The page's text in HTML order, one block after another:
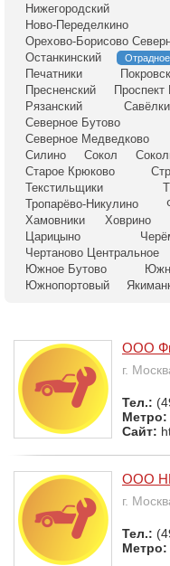
Нижегородский
Ново-Переделкино
Орехово-Борисово
Останкинский
Отрадное
Печатники
Пресненский
Проспект
Рязанский
Савёлки
Северное Бутово
Северное Медведково
Силино
Сокол
Старое Крюково
Текстильщики
Тропарёво-Никулино
Хамовники
Ховрино
Царицыно
Чертаново Центральное
Южное Бутово
Южнопортовый
ООО
г.
Тел.:
Метро:
Сайт:
ООО
г.
Тел.:
Метро: